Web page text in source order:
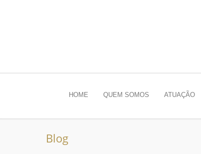
HOME QUEM SOMOS ATUAÇÃO
Blog